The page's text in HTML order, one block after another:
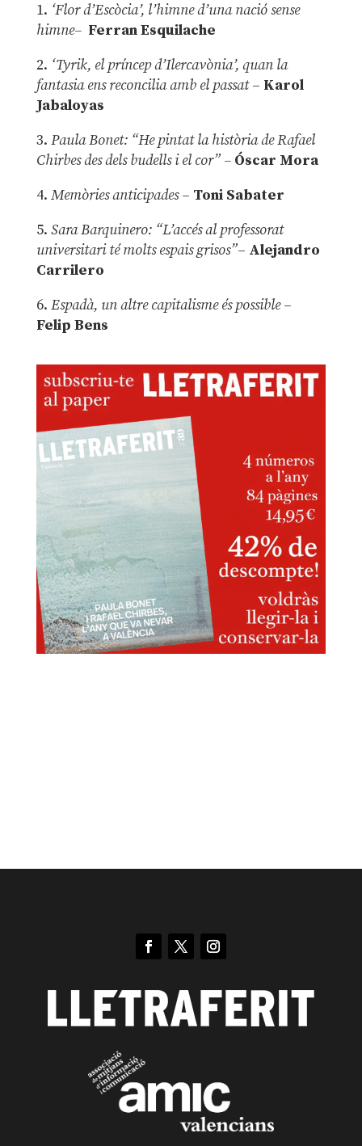
1. ‘Flor d’Escòcia’, l’himne d’una nació sense
himne– Ferran Esquilache
2. ‘Tyrik, el príncep d’Ilercavònia’, quan la
fantasia ens reconcilia amb el passat– Karol
Jabaloyas
3. Paula Bonet: “He pintat la història de Rafael
Chirbes des dels budells i el cor” –Óscar Mora
4. Memòries anticipades– Toni Sabater
5. Sara Barquinero: “L’accés al professorat
universitari té molts espais grisos”– Alejandro
Carrilero
6. Espadà, un altre capitalisme és possible –
Felip Bens